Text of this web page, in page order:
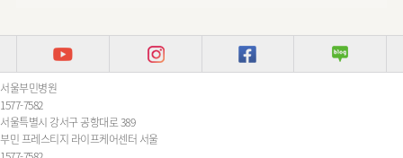
서울부민병원
1577-7582
서울특별시 강서구 공항대로 389
부민 프레스티지 라이프케어센터 서울